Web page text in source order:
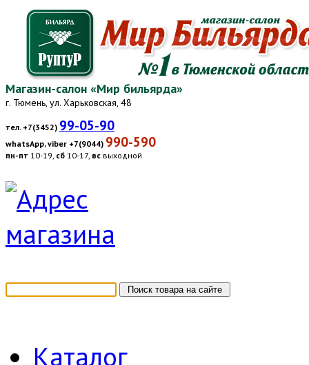
Магазин-салон «Мир бильярда»
г. Тюмень, ул. Харьковская, 48
тел. +7(3452) 99-05-90
whatsApp, viber +7(9044) 990-590
пн-пт 10-19, сб 10-17, вс выходной
Каталог